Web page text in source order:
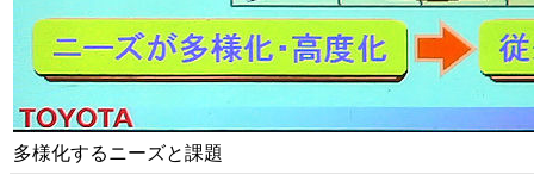
多様化するニーズと課題